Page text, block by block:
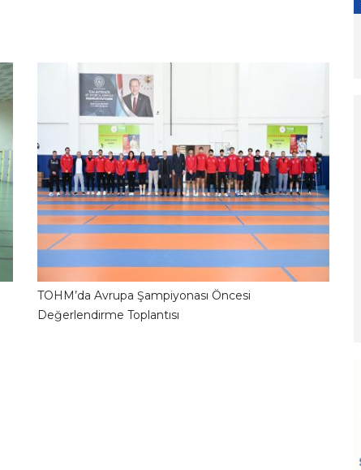
06.06.2026 16:01:09
TOHM’da Avrupa Şampiyonası Öncesi
Değerlendirme Toplantısı